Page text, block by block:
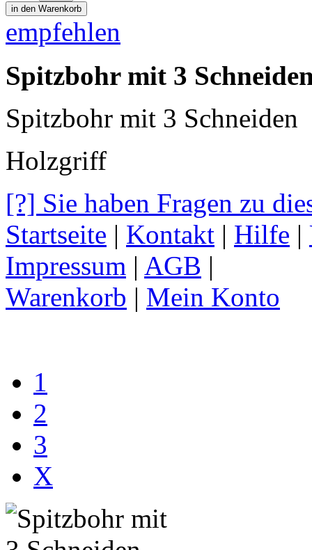
empfehlen
Spitzbohr mit 3
Spitzbohr mit 3 Schneiden
Holzgriff
[?] Sie haben Fragen zu
Startseite | Kontakt | Hilfe |
Impressum | AGB |
Warenkorb | Mein Konto
1
2
3
X